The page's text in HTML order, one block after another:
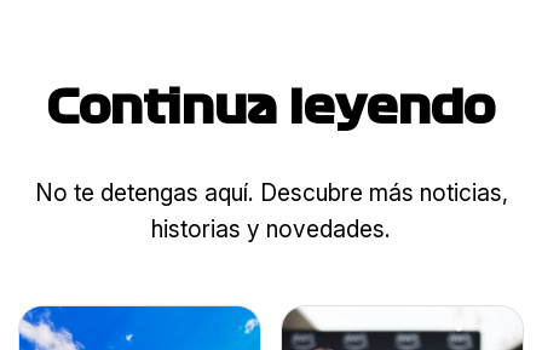
Continua leyendo
No te detengas aquí. Descubre más noticias,
historias y novedades.